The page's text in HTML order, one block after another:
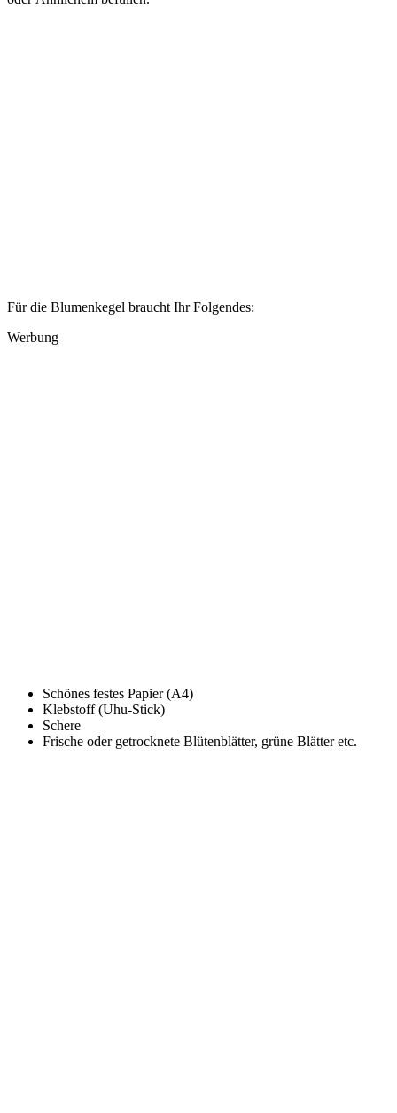
Für die Blumenkegel braucht Ihr Folgendes:
Werbung
Schönes festes Papier (A4)
Klebstoff (Uhu-Stick)
Schere
Frische oder getrocknete Blütenblätter, grüne Blätter etc.